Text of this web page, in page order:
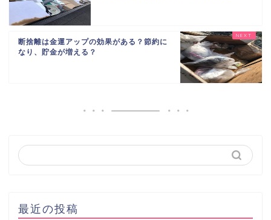
断捨離は金運アップの効果がある？節約に
なり、貯金が増える？
最近の投稿